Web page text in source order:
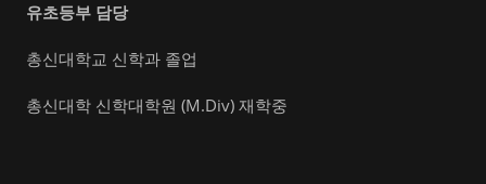
유초등부 담당
총신대학교 신학과 졸업
총신대학 신학대학원 (M.Div) 재학중